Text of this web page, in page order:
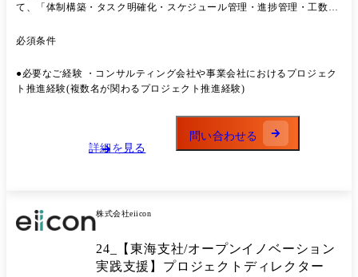
て、「体制構築・タスク明確化・スケジュール管理・進捗管理・工数管
しながらソリューション内容を見直し、次年度も見据えたプロポーザル
必須条件
●必要なご経験 ・コンサルティング会社や事業会社におけるプロジェク
ト推進経験(複数名が関わるプロジェクト推進経験)
詳細を見る
問い合わせる
株式会社eiicon
24_【東海支社/オープンイノベーション
実践支援】プロジェクトディレクター